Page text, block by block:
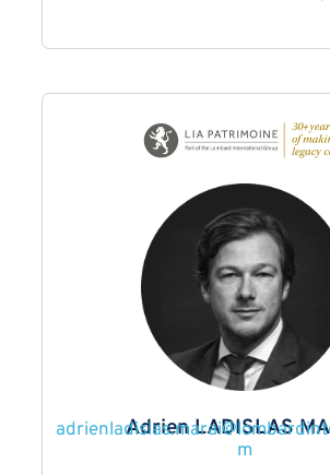
Adrien LADISLAS
m